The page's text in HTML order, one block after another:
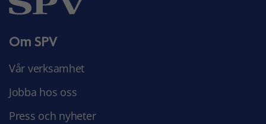
Om SPV
Vår verksamhet
Jobba hos oss
Press och nyheter